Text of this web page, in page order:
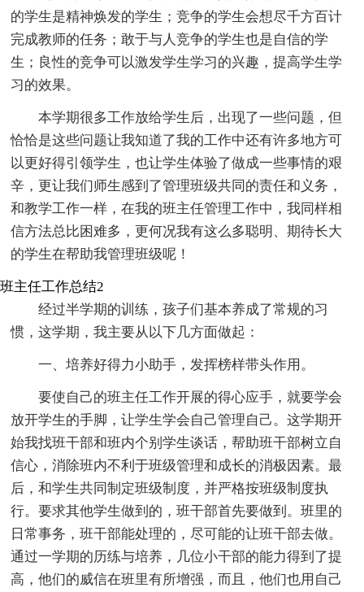
的学生是精神焕发的学生；竞争的学生会想尽千方百计
完成教师的任务；敢于与人竞争的学生也是自信的学
生；良性的竞争可以激发学生学习的兴趣，提高学生学
习的效果。
本学期很多工作放给学生后，出现了一些问题，但
恰恰是这些问题让我知道了我的工作中还有许多地方可
以更好得引领学生，也让学生体验了做成一些事情的艰
辛，更让我们师生感到了管理班级共同的责任和义务，
和教学工作一样，在我的班主任管理工作中，我同样相
信方法总比困难多，更何况我有这么多聪明、期待长大
的学生在帮助我管理班级呢！
班主任工作总结2
经过半学期的训练，孩子们基本养成了常规的习
惯，这学期，我主要从以下几方面做起：
一、培养好得力小助手，发挥榜样带头作用。
要使自己的班主任工作开展的得心应手，就要学会
放开学生的手脚，让学生学会自己管理自己。这学期开
始我找班干部和班内个别学生谈话，帮助班干部树立自
信心，消除班内不利于班级管理和成长的消极因素。最
后，和学生共同制定班级制度，并严格按班级制度执
行。要求其他学生做到的，班干部首先要做到。班里的
日常事务，班干部能处理的，尽可能的让班干部去做。
通过一学期的历练与培养，几位小干部的能力得到了提
高，他们的威信在班里有所增强，而且，他们也用自己